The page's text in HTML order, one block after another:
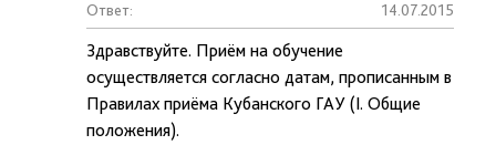
Ответ: 14.07.2015
Здравствуйте. Приём на обучение
осуществляется согласно датам, прописанным в
Правилах приёма Кубанского ГАУ (I. Общие
положения).